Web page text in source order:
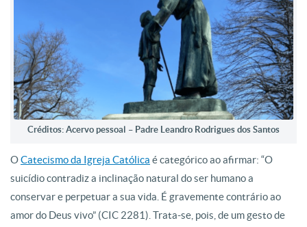
Créditos: Acervo pessoal – Padre Leandro Rodrigues dos Santos
OCatecismo da Igreja Católica é categórico ao afirmar: “O
suicídio contradiz a inclinação natural do ser humano a
conservar e perpetuar a sua vida. É gravemente contrário ao
amor do Deus vivo” (CIC 2281). Trata-se, pois, de um gesto de